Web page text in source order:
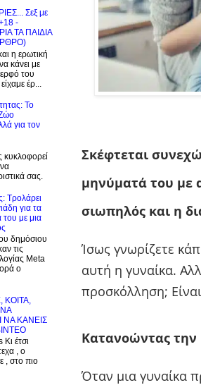
Σκέφτεται
μηνύματά του με
σιωπηλός και η
Ίσως γνωρίζετε
αυτή η γυναίκα.
προσκόλληση;
Κατανοώντας
Όταν μια γυναίκα
Σεξ με
-
ΤΑ ΠΑΙΔΙΑ
η ερωτική
κάνει με
του
έρ...
Το
για τον
κυκλοφορεί
σας.
Τρολάρει
για τα
του με μια
δημόσιου
τις
Meta
ο
ΚΟΙΤΑ,
ΝΑ ΚΑΝΕΙΣ
έτσι
, ο
, στο πιο